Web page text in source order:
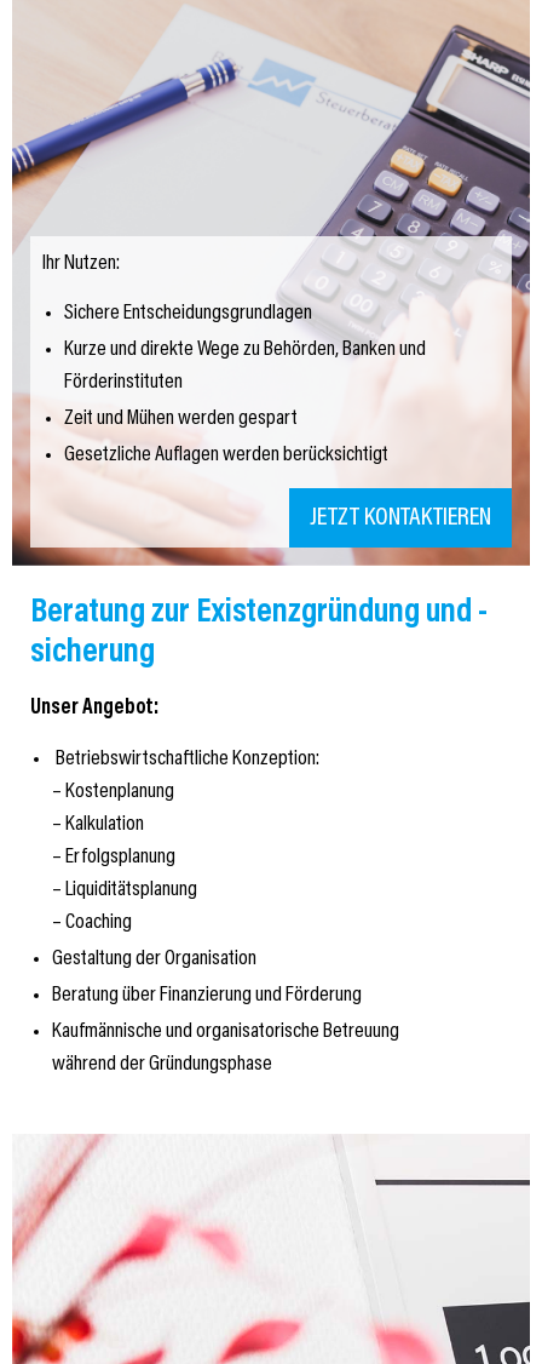
Beratung zur Existenzgründung und -
sicherung
Unser Angebot:
Betriebswirtschaftliche Konzeption:
– Kostenplanung
– Kalkulation
– Erfolgsplanung
– Liquiditätsplanung
– Coaching
Gestaltung der Organisation
Beratung über Finanzierung und Förderung
Kaufmännische und organisatorische Betreuung
während der Gründungsphase
Ihr Nutzen:
Sichere Entscheidungsgrundlagen
Kurze und direkte Wege zu Behörden, Banken und
Förderinstituten
Zeit und Mühen werden gespart
Gesetzliche Auflagen werden berücksichtigt
JETZT KONTAKTIEREN